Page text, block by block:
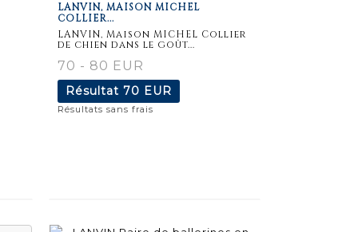
détaillée
LANVIN, MAISON MICHEL
COLLIER...
LANVIN, Maison MICHEL Collier
de chien dans le goût...
70 - 80 EUR
Résultat 70 EUR
Résultats sans frais